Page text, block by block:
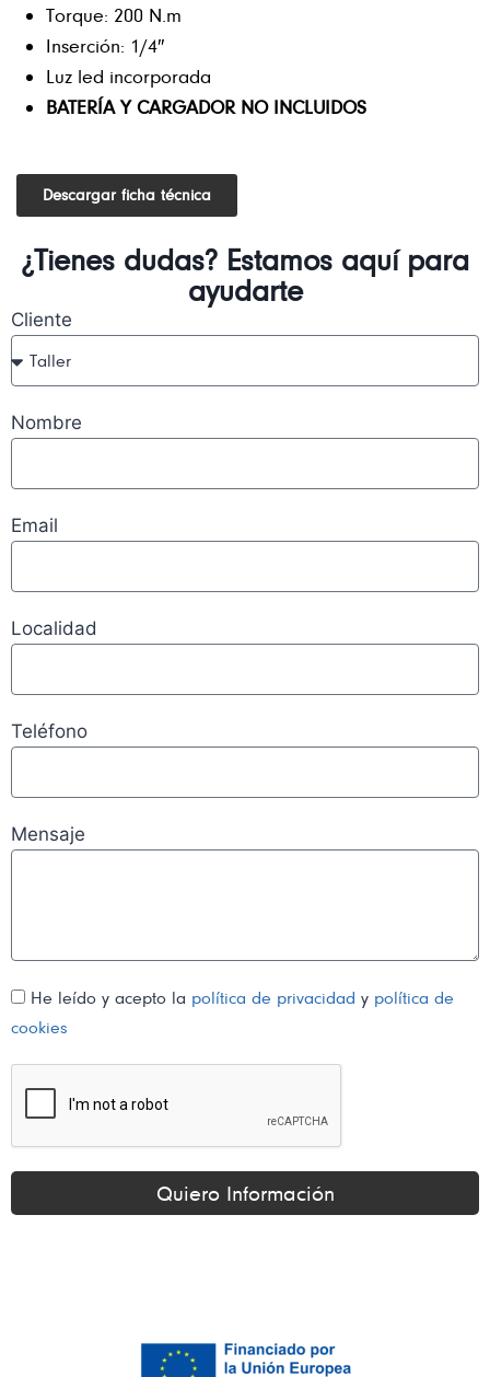
Torque: 200 N.m
Inserción: 1/4″
Luz led incorporada
BATERÍA Y CARGADOR NO INCLUIDOS
Descargar ficha técnica
¿Tienes dudas? Estamos aquí para
ayudarte
Cliente
Nombre
Email
Localidad
Teléfono
Mensaje
He leído y acepto la política de privacidad y política de
cookies
Quiero Información